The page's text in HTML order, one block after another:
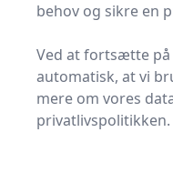
Bolig og
Topliste
bedste
behov og sikre en
Ved at fortsætte
automatisk, at vi
mere om vores
privatlivspolitikken.